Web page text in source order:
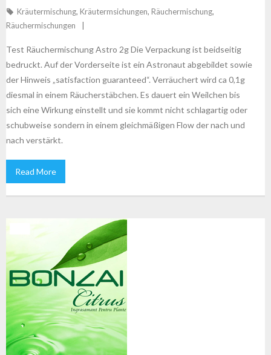
Kräutermischung, Kräutermsichungen, Räuchermischung,
Räuchermischungen
Test Räuchermischung Astro 2g Die Verpackung ist beidseitig
bedruckt. Auf der Vorderseite ist ein Astronaut abgebildet sowie
der Hinweis „satisfaction guaranteed“. Verräuchert wird ca 0,1g
diesmal in einem Räucherstäbchen. Es dauert ein Weilchen bis
sich eine Wirkung einstellt und sie kommt nicht schlagartig oder
schubweise sondern in einem gleichmäßigen Flow der nach und
nach verstärkt.
Read More